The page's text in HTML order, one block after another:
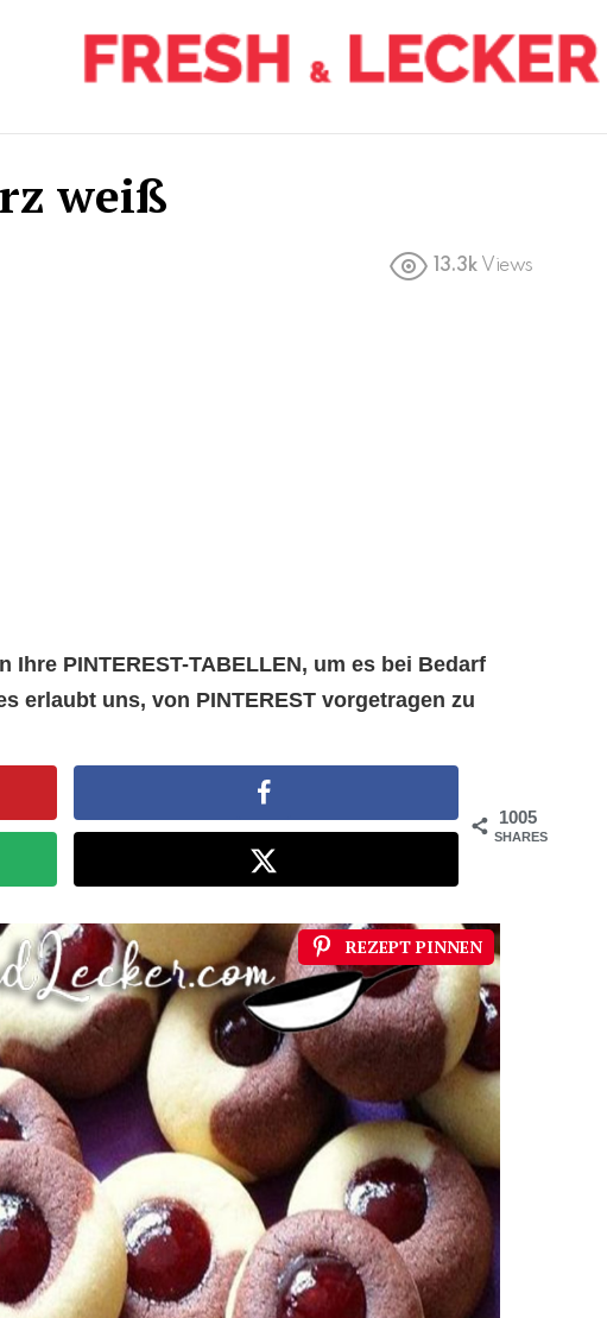
weiß
13.3k Views
Ihre PINTEREST-TABELLEN, um es bei Bedarf
erlaubt uns, von PINTEREST vorgetragen zu
1005
SHARES
REZEPT PINNEN